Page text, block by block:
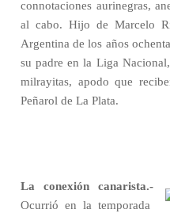
connotaciones aurinegras,
al cabo. Hijo de Marcelo
Argentina de los años
su padre en la Liga
milrayitas, apodo que
Peñarol de La Plata.
La conexión canarista.-
Ocurrió en la temporada